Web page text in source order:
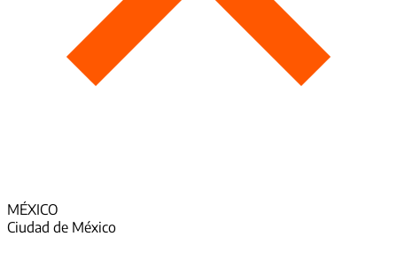
MÉXICO
Ciudad de México